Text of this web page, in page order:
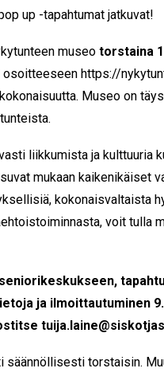
up -tapahtumat jatkuvat!
museo torstaina
osoitteeseen https://
Museo on
liikkumista ja kulttuuria
mukaan kaikenikäiset
kokonaisvaltaista
voit tulla
ja ilmoittautuminen
säännöllisesti torstaisin.